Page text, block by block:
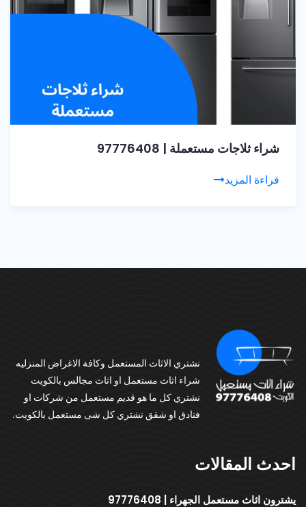
شراء ثلاجات مستعملة | 97776408
قراءة المزيد
نشتري الاثاث المستعمل وكافة الاغراض المنزليه
شراء اثاث مستعمل او اثاث مجالس بالكويت
نشتري كل ما هو قديم مستعمل من شركات او
فنادق او شقق نشتري كل شى مستعمل بالكويت.
احدث المقالات
يشترون اثاث مستعمل الجهراء | 97776408